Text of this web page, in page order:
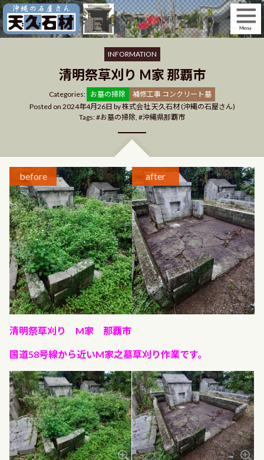
Skip
to
content
INFORMATION
清明祭草刈り M家 那覇市
Categories: Categories
お墓の掃除
補修工事 コンクリート墓
Posted on 2024年4月26日 by株式会社 天久石材 (沖縄の石屋さん)
Tags:
お墓の掃除, 沖縄県那覇市
before after
清明祭草刈り M家 那覇市
国道58号線から近いM家之墓草刈り作業です。